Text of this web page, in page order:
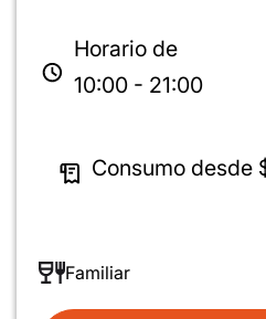
Horario de
10:00 - 21:00
Consumo desde
Familiar